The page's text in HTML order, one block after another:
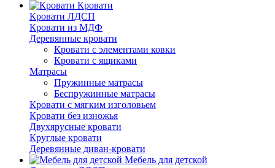
Кровати
Кровати ЛДСП
Кровати из МДФ
Деревянные кровати
Кровати с элементами ковки
Кровати с ящиками
Матрасы
Пружинные матрасы
Беспружинные матрасы
Кровати с мягким изголовьем
Кровати без изножья
Двухярусные кровати
Круглые кровати
Деревянные диван-кровати
Мебель для детской